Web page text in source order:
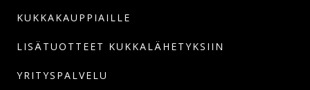
KUKKAKAUPPIAILLE
LISÄTUOTTEET KUKKALÄHETYKSIIN
YRITYSPALVELU